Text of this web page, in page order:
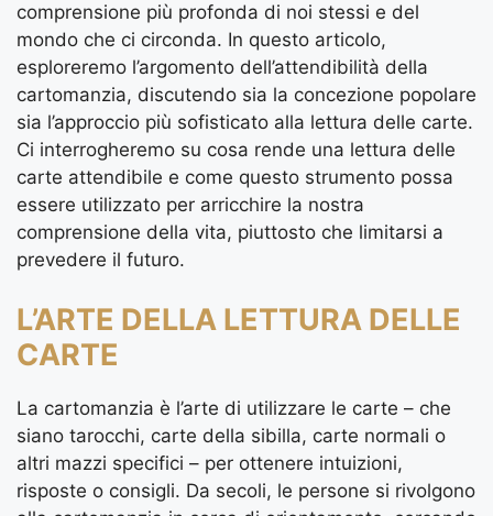
comprensione più profonda di noi stessi e del
mondo che ci circonda. In questo articolo,
esploreremo l’argomento dell’attendibilità della
cartomanzia, discutendo sia la concezione popolare
sia l’approccio più sofisticato alla lettura delle carte.
Ci interrogheremo su cosa rende una lettura delle
carte attendibile e come questo strumento possa
essere utilizzato per arricchire la nostra
comprensione della vita, piuttosto che limitarsi a
prevedere il futuro.
L’ARTE DELLA LETTURA DELLE
CARTE
La cartomanzia è l’arte di utilizzare le carte – che
siano tarocchi, carte della sibilla, carte normali o
altri mazzi specifici – per ottenere intuizioni,
risposte o consigli. Da secoli, le persone si rivolgono